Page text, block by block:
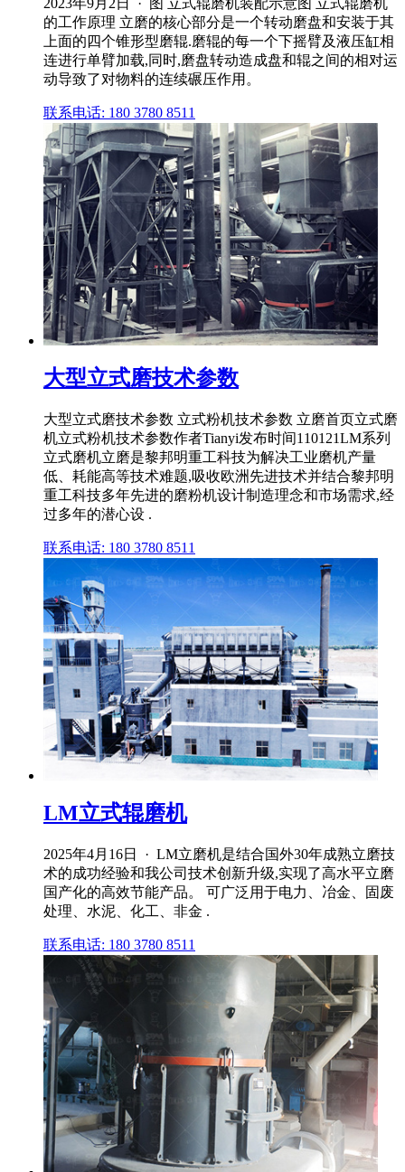
的工作原理 立磨的核心部分是一个转动磨盘和安装于其
上面的四个锥形型磨辊.磨辊的每一个下摇臂及液压缸相
连进行单臂加载,同时,磨盘转动造成盘和辊之间的相对运
动导致了对物料的连续碾压作用。
联系电话: 180 3780 8511
大型立式磨技术参数
大型立式磨技术参数 立式粉机技术参数 立磨首页立式磨
机立式粉机技术参数作者Tianyi发布时间110121LM系列
立式磨机立磨是黎邦明重工科技为解决工业磨机产量
低、耗能高等技术难题,吸收欧洲先进技术并结合黎邦明
重工科技多年先进的磨粉机设计制造理念和市场需求,经
过多年的潜心设 .
联系电话: 180 3780 8511
LM立式辊磨机
2025年4月16日 · LM立磨机是结合国外30年成熟立磨技
术的成功经验和我公司技术创新升级,实现了高水平立磨
国产化的高效节能产品。 可广泛用于电力、冶金、固废
处理、水泥、化工、非金 .
联系电话: 180 3780 8511